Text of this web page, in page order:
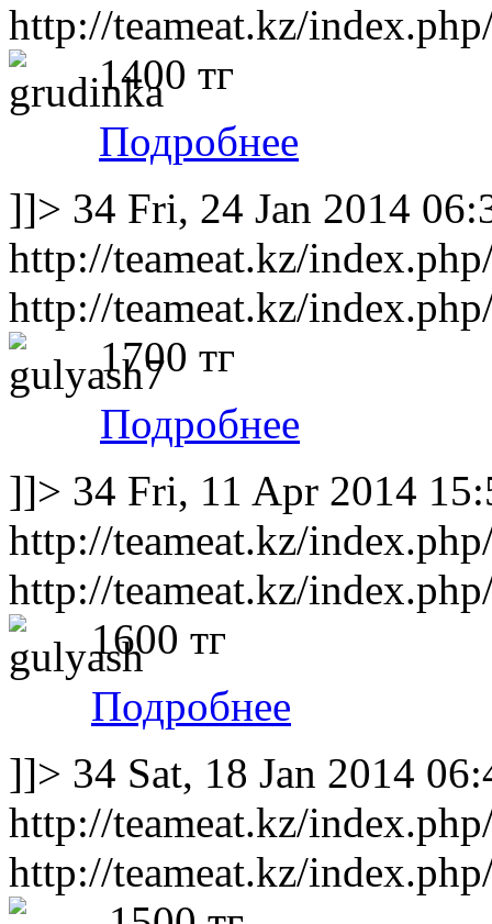
http://teameat.kz/
1400 тг
Подробнее
]]> 34 Fri, 24 Jan 2014
http://teameat.kz/
http://teameat.kz/
1700 тг
Подробнее
]]> 34 Fri, 11 Apr 2014
http://teameat.kz/
http://teameat.kz/
1600 тг
Подробнее
]]> 34 Sat, 18 Jan 2014
http://teameat.kz/
http://teameat.kz/